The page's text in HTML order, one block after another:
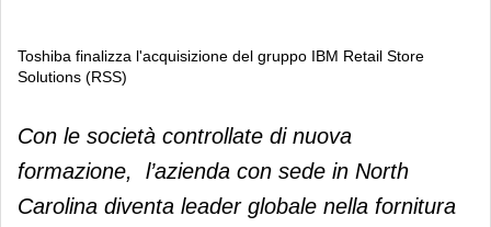
Toshiba finalizza l'acquisizione del gruppo IBM Retail Store
Solutions (RSS)
Toshiba finalizza l'acquisizione del
gruppo IBM Retail Store Solutions
(RSS)
Con le società controllate di nuova
formazione, l’azienda con sede in North
Carolina diventa leader globale nella fornitura